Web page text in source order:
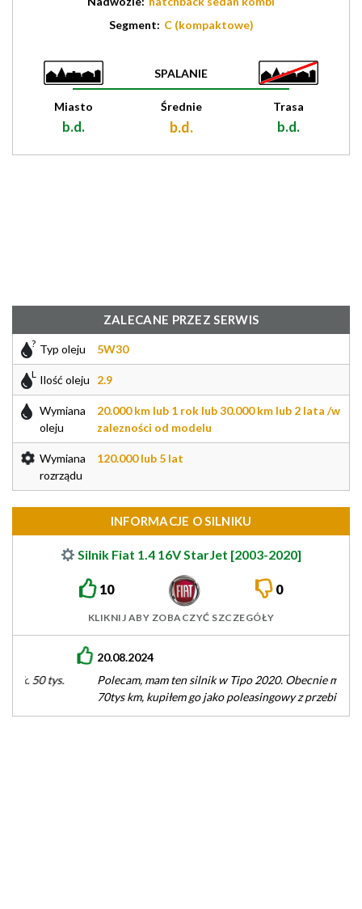
Segment: C (kompaktowe)
SPALANIE
Miasto
b.d.
Średnie
b.d.
Trasa
b.d.
ZALECANE PRZEZ SERWIS
Typ oleju 5W30
Ilość oleju 2.9
Wymiana
oleju
20.000 km lub 1 rok lub 30.000 km lub 2 lata /w
zalezności od modelu
Wymiana
rozrządu
120.000 lub 5 lat
INFORMACJE O SILNIKU
Silnik Fiat 1.4 16V StarJet [2003-2020]
10 0
KLIKNIJ ABY ZOBACZYĆ SZCZEGÓŁY
20.08.2024
Polecam, mam ten silnik w Tipo 2020. Obecnie ma przebieg
70tys km, kupiłem go jako poleasingowy z przebiegiem 55tys
km.…